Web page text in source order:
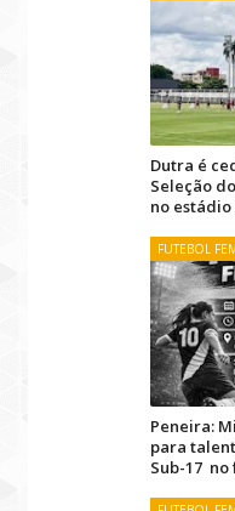
Dutra é
Seleção
no
FUTEBOL
Peneira:
para
Sub-17